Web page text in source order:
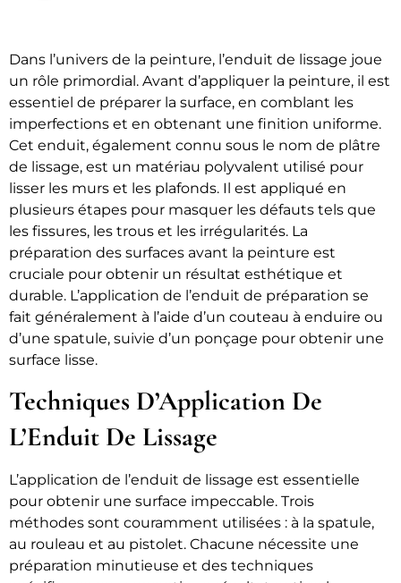
Dans l’univers de la peinture, l’enduit de lissage joue
un rôle primordial. Avant d’appliquer la peinture, il est
essentiel de préparer la surface, en comblant les
imperfections et en obtenant une finition uniforme.
Cet enduit, également connu sous le nom de plâtre
de lissage, est un matériau polyvalent utilisé pour
lisser les murs et les plafonds. Il est appliqué en
plusieurs étapes pour masquer les défauts tels que
les fissures, les trous et les irrégularités. La
préparation des surfaces avant la peinture est
cruciale pour obtenir un résultat esthétique et
durable. L’application de l’enduit de préparation se
fait généralement à l’aide d’un couteau à enduire ou
d’une spatule, suivie d’un ponçage pour obtenir une
surface lisse.
Techniques D’Application De
L’Enduit De Lissage
L’application de l’enduit de lissage est essentielle
pour obtenir une surface impeccable. Trois
méthodes sont couramment utilisées : à la spatule,
au rouleau et au pistolet. Chacune nécessite une
préparation minutieuse et des techniques